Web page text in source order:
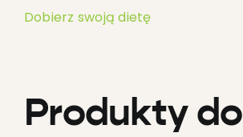
Dobierz swoją dietę
Produkty do